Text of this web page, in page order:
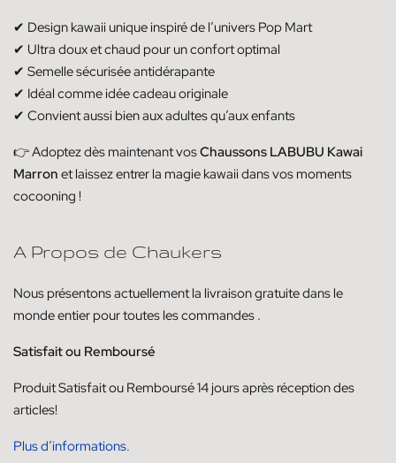
✔ Design kawaii unique inspiré de l’univers Pop Mart
✔ Ultra doux et chaud pour un confort optimal
✔ Semelle sécurisée antidérapante
✔ Idéal comme idée cadeau originale
✔ Convient aussi bien aux adultes qu’aux enfants
👉 Adoptez dès maintenant vosChaussons LABUBU Kawai
Marron et laissez entrer la magie kawaii dans vos moments
cocooning !
A Propos de Chaukers
Nous présentons actuellement la livraisongratuite dans le
monde entier pour toutes les commandes .
Satisfait ou Remboursé
ProduitSatisfait ou Remboursé14joursaprès réception des
articles!
Plus d’informations.